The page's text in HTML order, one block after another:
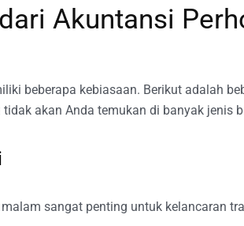
Akuntansi
beberapa kebiasaan. Berikut adalah
akan Anda temukan di banyak jenis
sangat penting untuk kelancaran